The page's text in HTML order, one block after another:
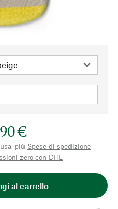
€
più Spese di spedizione
zero con DHL
al carrello